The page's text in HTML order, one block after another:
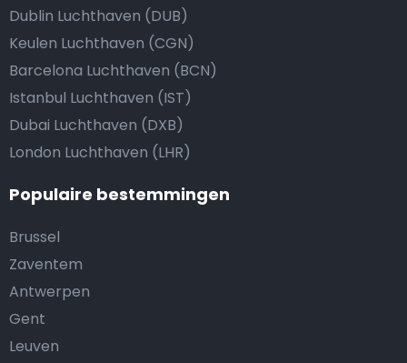
Dublin Luchthaven (DUB)
Keulen Luchthaven (CGN)
Barcelona Luchthaven (BCN)
Istanbul Luchthaven (IST)
Dubai Luchthaven (DXB)
London Luchthaven (LHR)
Populaire bestemmingen
Brussel
Zaventem
Antwerpen
Gent
Leuven